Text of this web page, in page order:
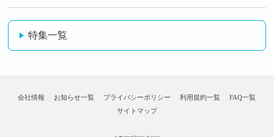
特集一覧
会社情報 お知らせ一覧 プライバシーポリシー 利用規約一覧
FAQ一覧
サイトマップ